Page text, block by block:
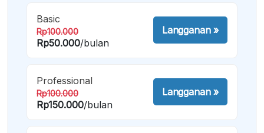
Basic
Rp100.000
Rp50.000/bulan
Langganan»
Professional
Rp100.000
Rp150.000/bulan
Langganan»